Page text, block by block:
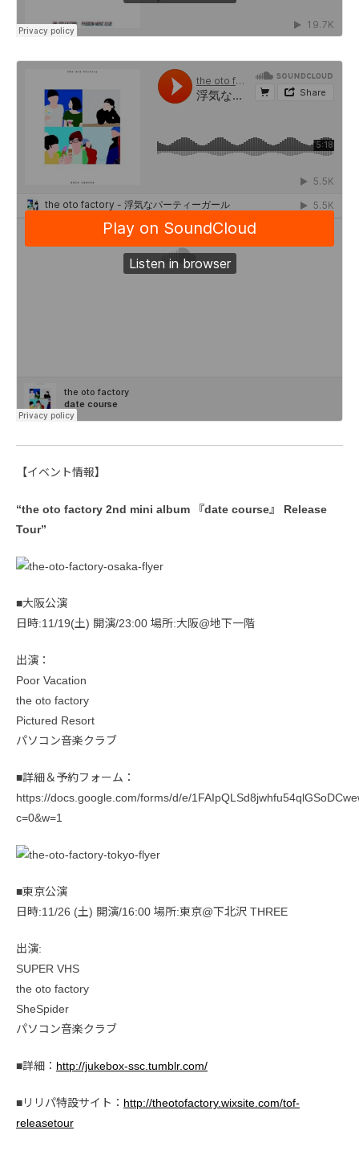
【イベント情報】
“the oto factory 2nd mini album 『date course』 Release
Tour”
■大阪公演
日時:11/19(土) 開演/23:00 場所:大阪@地下一階
出演：
Poor Vacation
the oto factory
Pictured Resort
パソコン音楽クラブ
■詳細＆予約フォーム：
https://docs.google.com/forms/d/e/
c=0&w=1
■東京公演
日時:11/26 (土) 開演/16:00 場所:東京@下北沢 THREE
出演:
SUPER VHS
the oto factory
SheSpider
パソコン音楽クラブ
■詳細： http://jukebox-ssc.tumblr.com/
■リリパ特設サイト： http://theotofactory.wixsite.com/tof-
releasetour